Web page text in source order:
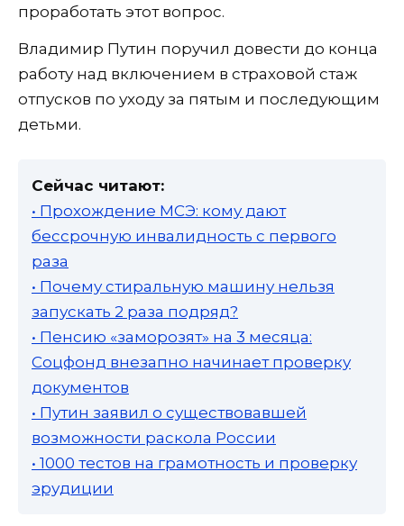
проработать этот вопрос.
Владимир Путин поручил довести до конца
работу над включением в страховой стаж
отпусков по уходу за пятым и последующим
детьми.
Сейчас читают:
• Прохождение МСЭ: кому дают
бессрочную инвалидность с первого
раза
• Почему стиральную машину нельзя
запускать 2 раза подряд?
• Пенсию «заморозят» на 3 месяца:
Соцфонд внезапно начинает проверку
документов
• Путин заявил о существовавшей
возможности раскола России
• 1000 тестов на грамотность и проверку
эрудиции